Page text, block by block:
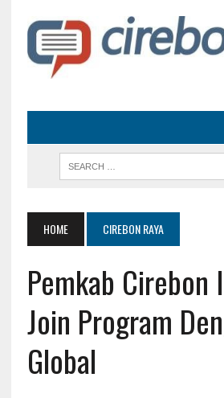
HOME CIREBON RAYA
Pemkab Cirebon
Join Program
Global